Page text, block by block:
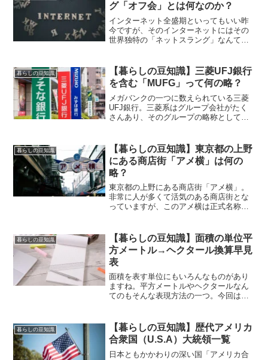
グ「オフ会」とは何なのか？
インターネット全盛期といってもいい昨
今ですが、そのインターネットにはその
世界独特の「ネットスラング」なんて用
結構有名なスラングかもしれませんね
～。
暮らしの豆知識
【暮らしの豆知識】三菱UFJ銀行
を含む「MUFG」って何の略？
メガバンクの一つに数えられている三菱
UFJ銀行。三菱系はグループ会社がたく
さんあり、そのグループの略称として
るのでしょうか？
暮らしの豆知識
【暮らしの豆知識】東京都の上野
にある商店街「アメ横」は何の
略？
東京都の上野にある商店街「アメ横」。
非常に人が多くて活気のある商店街とな
っていますが、このアメ横は正式名称で
暮らしの豆知識
【暮らしの豆知識】面積の単位平
方メートル→ヘクタール換算早見
表
面積を表す単位にもいろんなものがあり
ますね。平方メートルやヘクタールなん
てのもそんな表現方法の一つ。今回は平
暮らしの豆知識
【暮らしの豆知識】歴代アメリカ
合衆国（U.S.A）大統領一覧
日本ともかかわりの深い国「アメリカ合